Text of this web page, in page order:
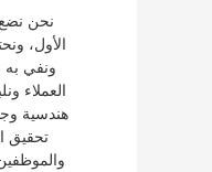
نحن نضع
الأول،
ونفي به
العملاء
هندسية
تحقيق